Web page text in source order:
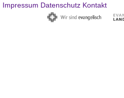
Impressum Datenschutz Kontakt